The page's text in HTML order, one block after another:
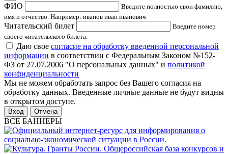
ФИО
Введите полностью свои фамилию,
имя и отчество. Например: иванов иван иванович
Читательский билет
Введите номер
своего читательского билета.
Даю свое согласие на обработку введенной персональной
информации в соответствии с Федеральным Законом №152-
ФЗ от 27.07.2006 "О персональных данных" и политикой
конфиденциальности
Мы не можем обработать запрос без Вашего согласия на
обработку данных. Введенные личные данные не будут видны
в открытом доступе.
Отмена
ВСЕ БАННЕРЫ